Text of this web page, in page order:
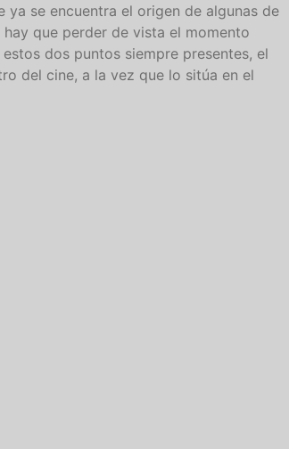
se encuentra el origen de algunas de
que perder de vista el momento
dos puntos siempre presentes, el
del cine, a la vez que lo sitúa en el